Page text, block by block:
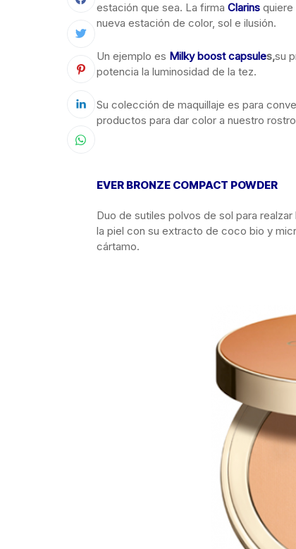
estación que sea. La firma Clarins quiere
nueva estación de color, sol e ilusión.
Un ejemplo es Milky boost capsules,su
potencia la luminosidad de la tez.
Su colección de maquillaje es para
productos para dar color a nuestro
EVER BRONZE COMPACT POWDER
Duo de sutiles polvos de sol para
la piel con su extracto de coco bio y
cártamo.